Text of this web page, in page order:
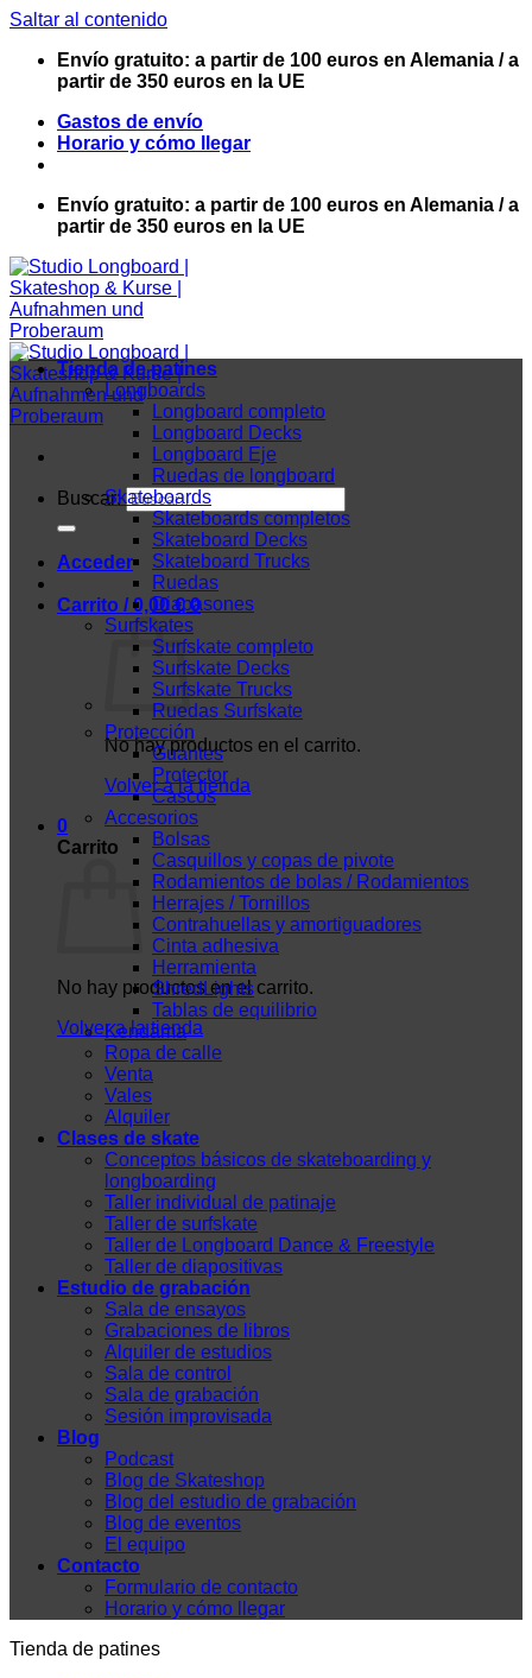
Saltar al contenido
Envío gratuito: a partir de 100 euros en Alemania / a
partir de 350 euros en la UE
Gastos de envío
Horario y cómo llegar
Envío gratuito: a partir de 100 euros en Alemania / a
partir de 350 euros en la UE
Buscar:
Acceder
Carrito /0,00€ 0
No hay productos en el carrito.
Volver a la tienda
0
Carrito
No hay productos en el carrito.
Volver a la tienda
Tienda de patines
Longboards
Longboard completo
Longboard Decks
Longboard Eje
Ruedas de longboard
Skateboards
Skateboards completos
Skateboard Decks
Skateboard Trucks
Ruedas
Diapasones
Surfskates
Surfskate completo
Surfskate Decks
Surfskate Trucks
Ruedas Surfskate
Protección
Guantes
Protector
Cascos
Accesorios
Bolsas
Casquillos y copas de pivote
Rodamientos de bolas / Rodamientos
Herrajes / Tornillos
Contrahuellas y amortiguadores
Cinta adhesiva
Herramienta
ShredLights
Tablas de equilibrio
Kendama
Ropa de calle
Venta
Vales
Alquiler
Clases de skate
Conceptos básicos de skateboarding y
longboarding
Taller individual de patinaje
Taller de surfskate
Taller de Longboard Dance & Freestyle
Taller de diapositivas
Estudio de grabación
Sala de ensayos
Grabaciones de libros
Alquiler de estudios
Sala de control
Sala de grabación
Sesión improvisada
Blog
Podcast
Blog de Skateshop
Blog del estudio de grabación
Blog de eventos
El equipo
Contacto
Formulario de contacto
Horario y cómo llegar
Tienda de patines